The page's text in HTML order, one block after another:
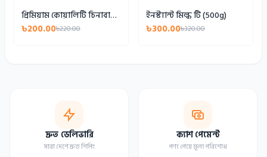
প্রিমিয়াম কোয়ালিটি চিনাবাদাম (500g)
৳200.00৳220.00
ইনস্ট্যান্ট মিল্ক টি (500g)
৳300.00৳320.00
দ্রুত ডেলিভারি
সারা দেশে দ্রুত শিপিং
ক্যাশ পেমেন্ট
পণ্য পেয়ে মূল্য পরিশোধ